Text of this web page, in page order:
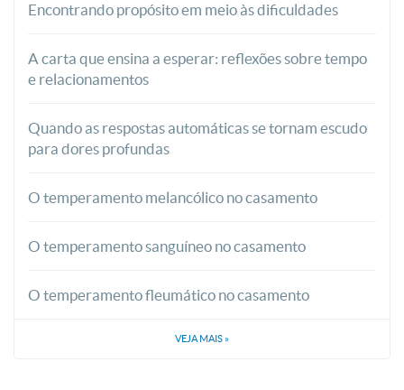
Encontrando propósito em meio às dificuldades
A carta que ensina a esperar: reflexões sobre tempo
e relacionamentos
Quando as respostas automáticas se tornam escudo
para dores profundas
O temperamento melancólico no casamento
O temperamento sanguíneo no casamento
O temperamento fleumático no casamento
VEJA MAIS »